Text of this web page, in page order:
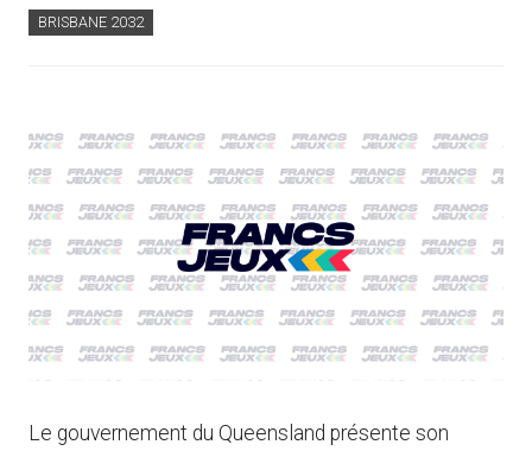
BRISBANE 2032
Le gouvernement du Queensland présente son